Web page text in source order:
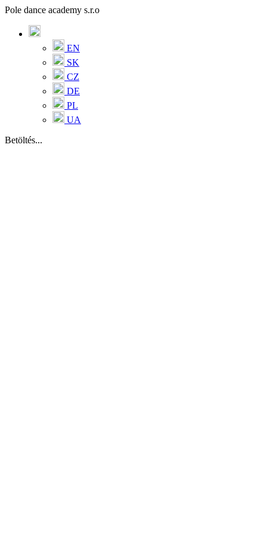
Pole dance academy s.r.o
EN
SK
CZ
DE
PL
UA
Betöltés...